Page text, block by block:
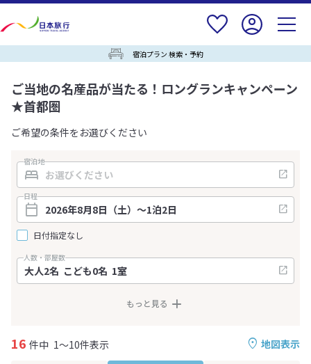
宿泊プラン 検索・予約
ご当地の名産品が当たる！ロングランキャンペーン
★首都圏
ご希望の条件をお選びください
宿泊地
日程
日付指定なし
人数・部屋数
もっと見る
地図表示
16 件中 1～10件表示